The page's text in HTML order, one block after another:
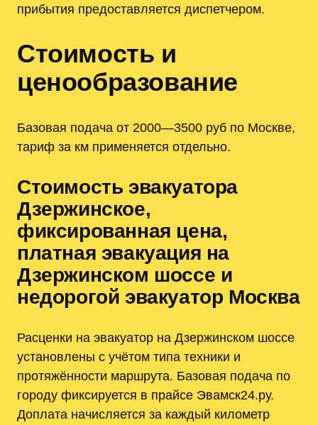
прибытия предоставляется диспетчером.
Стоимость и
ценообразование
Базовая подача от 2000—3500 руб по Москве,
тариф за км применяется отдельно.
Стоимость эвакуатора
Дзержинское,
фиксированная цена,
платная эвакуация на
Дзержинском шоссе и
недорогой эвакуатор Москва
Расценки на эвакуатор на Дзержинском шоссе
установлены с учётом типа техники и
протяжённости маршрута. Базовая подача по
городу фиксируется в прайсе Эвамск24.ру.
Доплата начисляется за каждый километр